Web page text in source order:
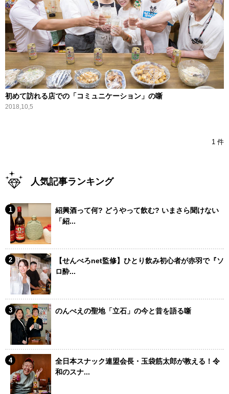
初めて訪れる店での「コミュニケーション」の噺
2018,10,5
1 件
人気記事ランキング
紹興酒って何? どうやって飲む? いまさら聞けない
「紹...
【せんべろnet監修】ひとり飲み初心者が赤羽で『ソ
ロ酔...
のんべえの聖地「立石」の今と昔を語る噺
全日本スナック連盟会長・玉袋筋太郎が教える！令
和のスナ...